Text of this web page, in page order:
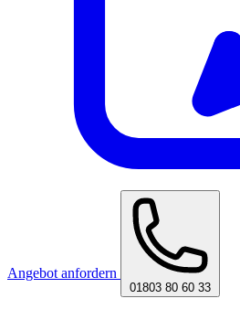
Angebot anfordern
01803 80 60 33